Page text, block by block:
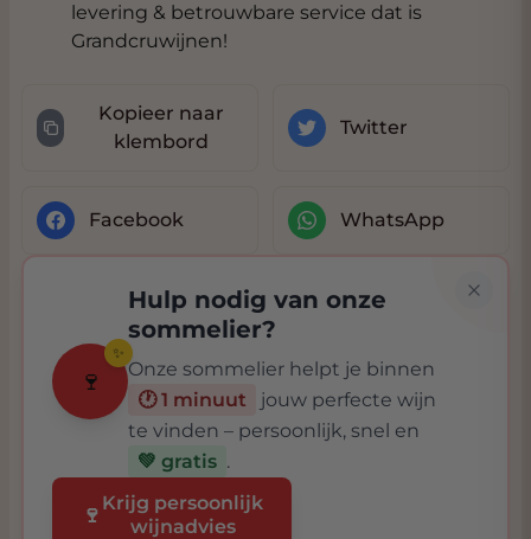
levering & betrouwbare service dat is
Grandcruwijnen!
Kopieer naar
klembord
Twitter
Facebook WhatsApp
🍷
✨
Hulp nodig van onze
sommelier?
Onze sommelier helpt je binnen
🕐 1 minuut
jouw perfecte wijn
te vinden – persoonlijk, snel en
💚 gratis .
🍷 Krijg persoonlijk
wijnadvies